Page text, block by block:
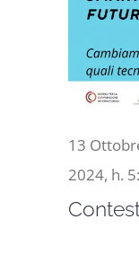
In rete con
Chi siamo
Aprile
2024,
13
2024, h.